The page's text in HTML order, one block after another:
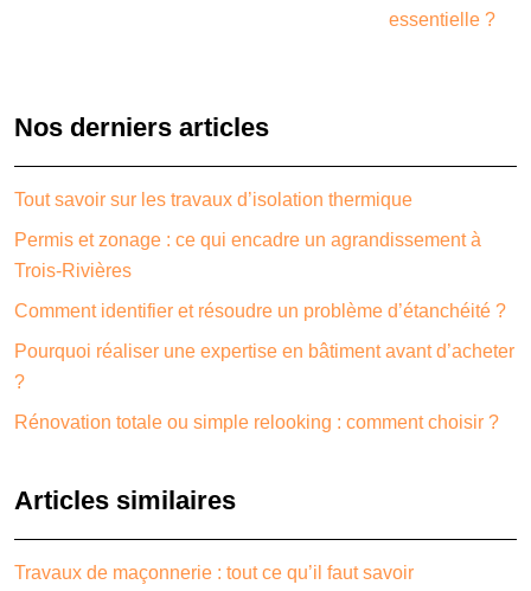
essentielle ?
Nos derniers articles
Tout savoir sur les travaux d’isolation thermique
Permis et zonage : ce qui encadre un agrandissement à
Trois-Rivières
Comment identifier et résoudre un problème d’étanchéité ?
Pourquoi réaliser une expertise en bâtiment avant d’acheter
?
Rénovation totale ou simple relooking : comment choisir ?
Articles similaires
Travaux de maçonnerie : tout ce qu’il faut savoir